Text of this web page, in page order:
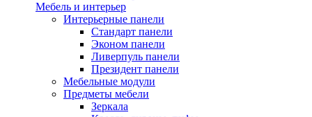
Мебель и интерьер
Интерьерные панели
Стандарт панели
Эконом панели
Ливерпуль панели
Президент панели
Мебельные модули
Предметы мебели
Зеркала